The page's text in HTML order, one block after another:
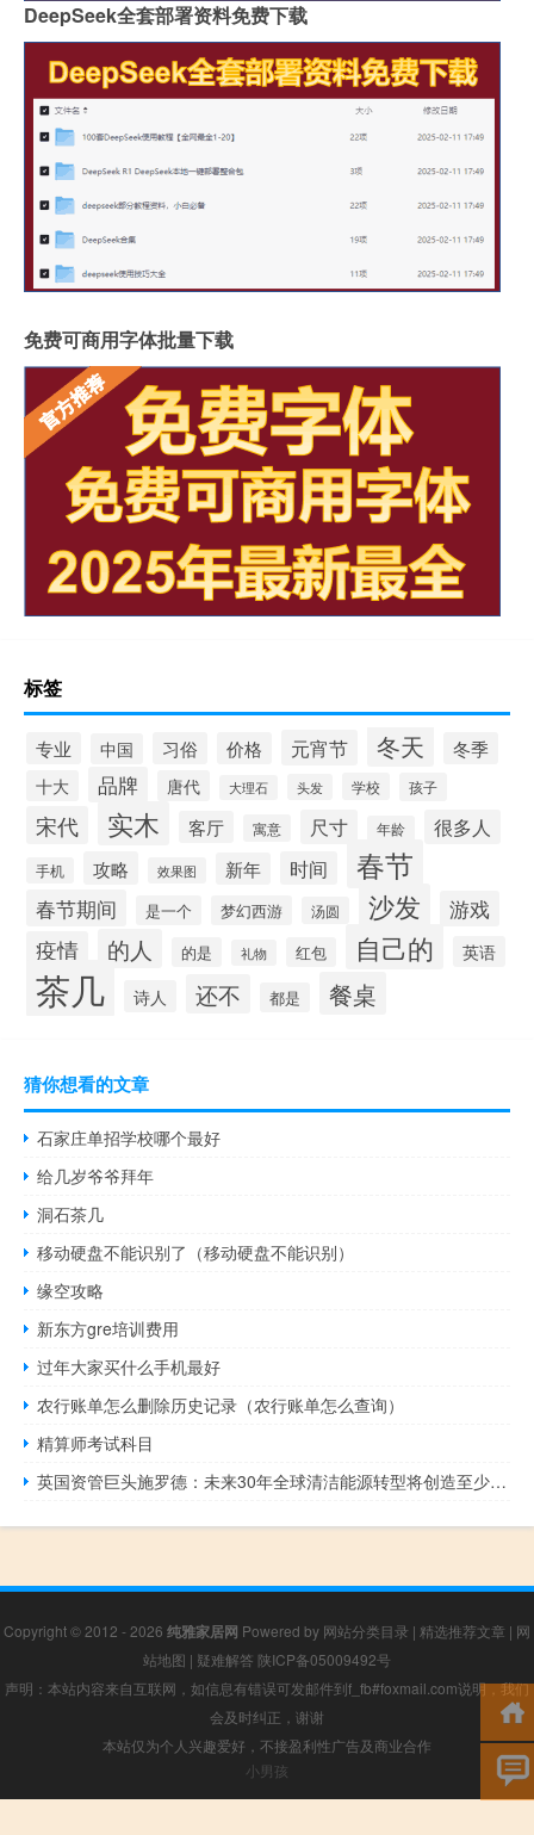
DeepSeek全套部署资料免费下载
免费可商用字体批量下载
标签
专业 中国 习俗 价格 元宵节 冬天 冬季
十大 品牌 唐代 大理石 头发 学校 孩子
宋代 实木 客厅 寓意 尺寸 年龄 很多人
手机 攻略 效果图 新年 时间 春节
春节期间 是一个 梦幻西游 汤圆 沙发 游戏
疫情 的人 的是 礼物 红包 自己的 英语
茶几 诗人 还不 都是 餐桌
猜你想看的文章
石家庄单招学校哪个最好
给几岁爷爷拜年
洞石茶几
移动硬盘不能识别了（移动硬盘不能识别）
缘空攻略
新东方gre培训费用
过年大家买什么手机最好
农行账单怎么删除历史记录（农行账单怎么查询）
精算师考试科目
英国资管巨头施罗德：未来30年全球清洁能源转型将创造至少价值100万亿美元的投资机会
Copyright © 2012 - 2026 纯雅家居网 Powered by 网站分类目录 | 精选推荐文章 | 网
站地图 | 疑难解答 陕ICP备05009492号
声明：本站内容来自互联网，如信息有错误可发邮件到f_fb#foxmail.com说明，我们
会及时纠正，谢谢
本站仅为个人兴趣爱好，不接盈利性广告及商业合作
小男孩